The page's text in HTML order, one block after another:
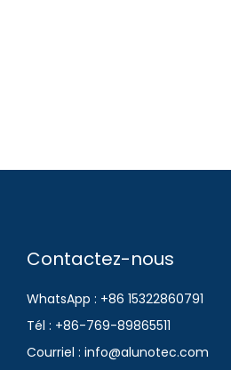
Contactez-nous
WhatsApp : +86 15322860791
Tél : +86-769-89865511
Courriel : info@alunotec.com